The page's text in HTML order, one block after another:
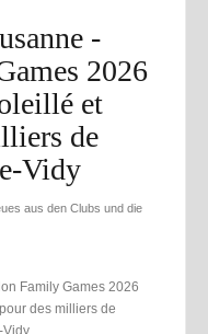
-
2026
et
de
Vidy
aus den Clubs und die